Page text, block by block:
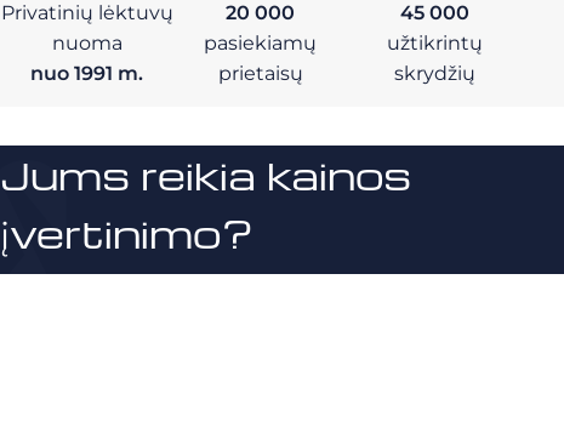
Privatinių lėktuvų
nuoma
nuo 1991 m.
20 000
pasiekiamų
prietaisų
45 000
užtikrintų
skrydžių
Jums reikia kainos
įvertinimo?